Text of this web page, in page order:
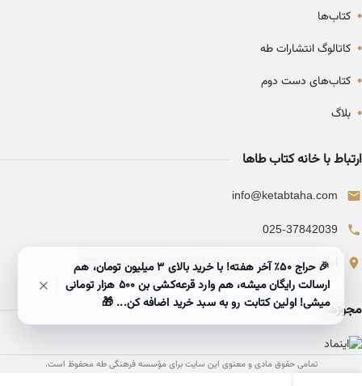
• کتاب‌ها
• کاتالوگ انتشارات طه
• کتاب‌های دست دوم
• بلاگ
ارتباط با خانه کتاب طاها
info@ketabtaha.com
025-37842039
ایران، قم، بلوار معلم، مجتمع ناشران، طبقه سوم، واحد ۳۱۴
مجوزها
تمامی حقوق مادی و معنوی این سایت برای مؤسسه فرهنگی طه محفوظ است.
🎉 حراج ۵۰٪ آخر هفته! با خرید بالای 3 میلیون تومان، هم
ارسالت رایگان میشه، هم وارد قرعه‌کشی بن ۵۰۰ هزار تومانی
میشی! اولین کتابت رو به سبد خرید اضافه کن... 🎁